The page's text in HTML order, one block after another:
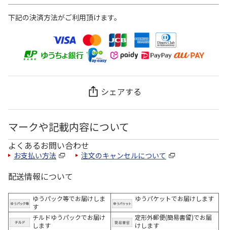
下記の決済方法がご利用頂けます。
シェアする
マークや記載内容について
よくあるお問い合わせ
お支払い方法 注文のキャンセルについて
配送情報について
ゆうパック等でお届けしま
す
ゆうパケットでお届けします
チルドゆうパックでお届け
します
定形外郵便(簡易書留)でお届
けします